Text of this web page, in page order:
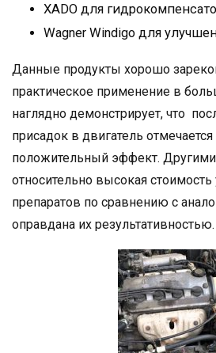
XADO для
Wagner Windigo для
Данные продукты хорошо
практическое применение в
наглядно демонстрирует, что
присадок в двигатель
положительный эффект.
относительно высокая
препаратов по сравнению с
оправдана их результативностью.